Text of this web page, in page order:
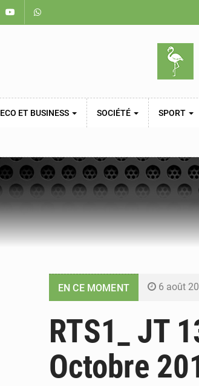
ECO ET BUSINESS SOCIÉTÉ SPORT
EN CE MOMENT 6 août
5 août
5 août
RTS1_ JT
Octobre